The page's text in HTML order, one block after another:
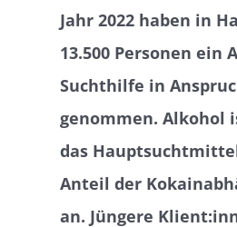
Jahr 2022 haben in
13.500 Personen ein
Suchthilfe in
genommen. Alkohol
das
Anteil der
an. Jüngere